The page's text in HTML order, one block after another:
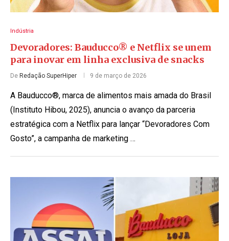
Indústria
Devoradores: Bauducco® e Netflix se unem
para inovar em linha exclusiva de snacks
De Redação SuperHiper 9 de março de 2026
A Bauducco®, marca de alimentos mais amada do Brasil
(Instituto Hibou, 2025), anuncia o avanço da parceria
estratégica com a Netflix para lançar “Devoradores Com
Gosto”, a campanha de marketing …